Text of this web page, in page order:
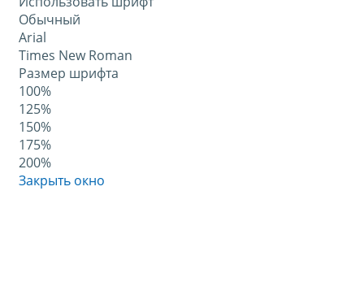
Обычный
Arial
Times New Roman
Размер шрифта
100%
125%
150%
175%
200%
Закрыть окно